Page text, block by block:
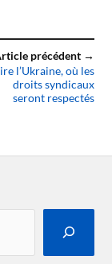
précédent →
l’Ukraine, où les
droits syndicaux
seront respectés